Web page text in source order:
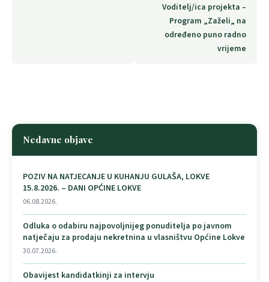
Voditelj/ica projekta –
Program „Zaželi„ na
određeno puno radno
vrijeme
Nedavne objave
POZIV NA NATJECANJE U KUHANJU GULAŠA, LOKVE
15.8.2026. – DANI OPĆINE LOKVE
06.08.2026.
Odluka o odabiru najpovoljnijeg ponuditelja po javnom
natječaju za prodaju nekretnina u vlasništvu Općine Lokve
30.07.2026.
Obavijest kandidatkinji za intervju